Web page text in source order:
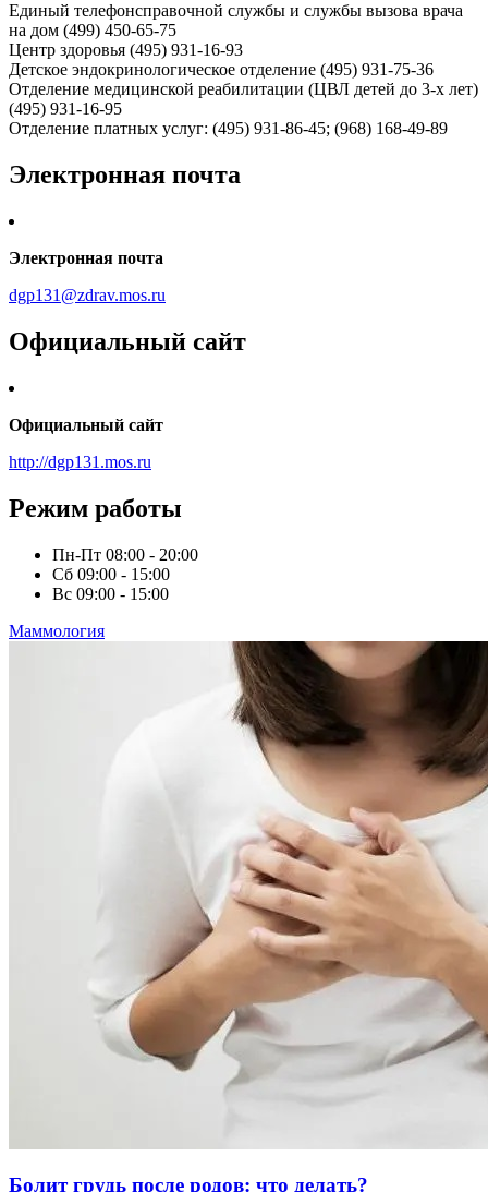
Единый телефонсправочной службы и службы вызова врача
на дом (499) 450-65-75
Центр здоровья (495) 931-16-93
Детское эндокринологическое отделение (495) 931-75-36
Отделение медицинской реабилитации (ЦВЛ детей до 3-х лет)
(495) 931-16-95
Отделение платных услуг: (495) 931-86-45; (968) 168-49-89
Электронная почта
Электронная почта
dgp131@zdrav.mos.ru
Официальный сайт
Официальный сайт
http://dgp131.mos.ru
Режим работы
Пн-Пт 08:00 - 20:00
Сб 09:00 - 15:00
Вс 09:00 - 15:00
Маммология
Болит грудь после родов: что делать?